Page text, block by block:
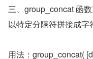
三、group_concat 函
以特定分隔符拼接成字
用法：group_concat(